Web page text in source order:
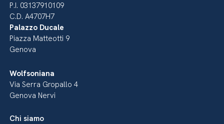
P.I. 03137910109
C.D. A4707H7
Palazzo Ducale
Piazza Matteotti 9
Genova
Wolfsoniana
Via Serra Gropallo 4
Genova Nervi
Chi siamo